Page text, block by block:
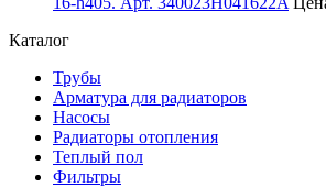
Каталог
Трубы
Арматура для радиаторов
Насосы
Радиаторы отопления
Теплый пол
Фильтры